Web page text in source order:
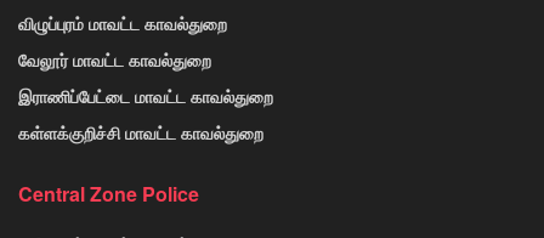
விழுப்புரம் மாவட்ட காவல்துறை
வேலூர் மாவட்ட காவல்துறை
இராணிப்பேட்டை மாவட்ட காவல்துறை
கள்ளக்குறிச்சி மாவட்ட காவல்துறை
Central Zone Police